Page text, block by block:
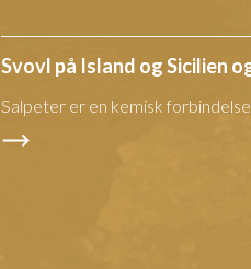
Svovl på Island og Sicilien
Salpeter er en kemisk